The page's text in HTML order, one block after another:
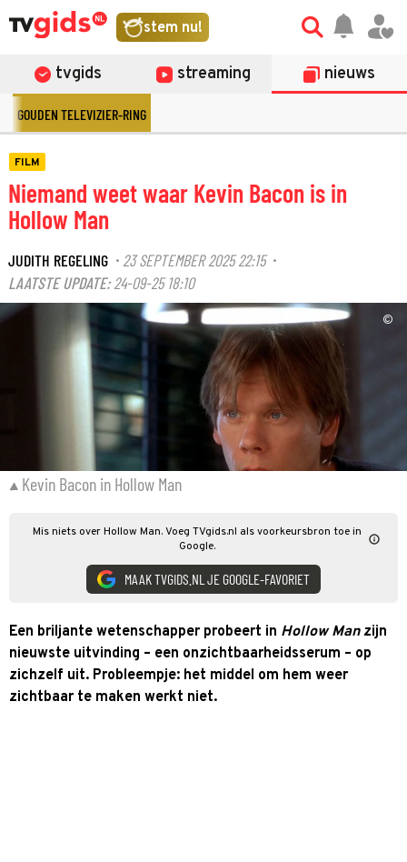
stem nu!
tvgids streaming nieuws
GOUDEN TELEVIZIER-RING
FILM
Niemand weet waar Kevin Bacon is in
Hollow Man
JUDITH REGELING · 23 SEPTEMBER 2025 22:15·
LAATSTE UPDATE: 24-09-25 18:10
©
Kevin Bacon in Hollow Man
Mis niets over Hollow Man. Voeg TVgids.nl als voorkeursbron toe in
Google.
MAAK TVGIDS.NL JE GOOGLE-FAVORIET
Een briljante wetenschapper probeert in Hollow Manzijn
nieuwste uitvinding – een onzichtbaarheidsserum – op
zichzelf uit. Probleempje: het middel om hem weer
zichtbaar te maken werkt niet.